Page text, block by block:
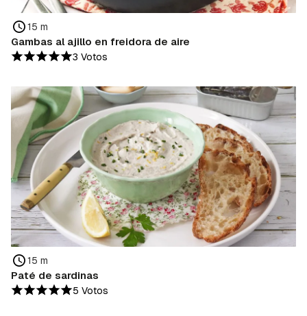
15 m
Gambas al ajillo en freidora de aire
3 Votos
15 m
Paté de sardinas
5 Votos